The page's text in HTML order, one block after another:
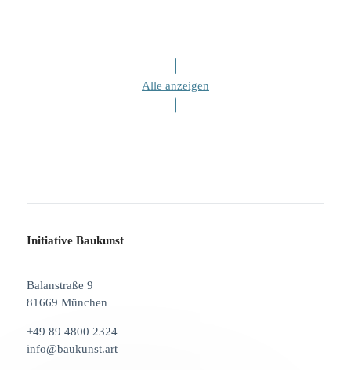
Alle anzeigen
Initiative Baukunst
Balanstraße 9
81669 München
+49 89 4800 2324
info@baukunst.art